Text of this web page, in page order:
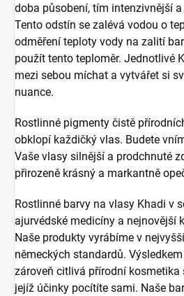
doba působení, tím intenzivnější
Tento odstín se zalévá vodou o
odměření teploty vody na zalití
použít tento teploměr. Jednotlivé
mezi sebou míchat a vytvářet si
nuance.
Rostlinné pigmenty čistě
obklopí každičký vlas. Budete
Vaše vlasy silnější a prodchnuté
přirozeně krásný a markantně
Rostlinné barvy na vlasy Khadi v
ajurvédské medicíny a nejnovější
Naše produkty vyrábíme v
německých standardů.
zároveň citlivá přírodní kosmetika
jejíž účinky pocítíte sami. Naše